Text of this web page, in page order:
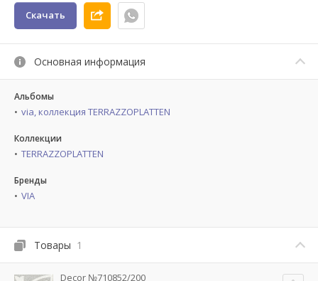
Скачать
Основная информация
Альбомы
via, коллекция TERRAZZOPLATTEN
Коллекции
TERRAZZOPLATTEN
Бренды
VIA
Товары 1
Decor №710852/200